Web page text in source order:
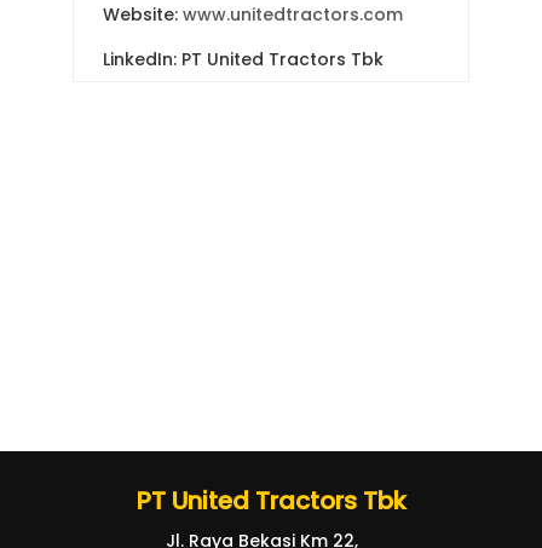
Website: www.unitedtractors.com
LinkedIn: PT United Tractors Tbk
PT United Tractors Tbk
Jl. Raya Bekasi Km 22,